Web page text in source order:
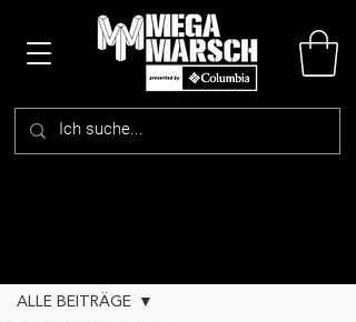
ALLE BEITRÄGE